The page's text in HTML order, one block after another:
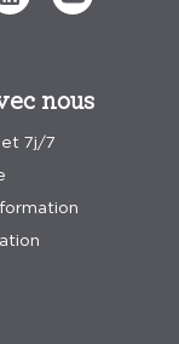
nous
7j/7